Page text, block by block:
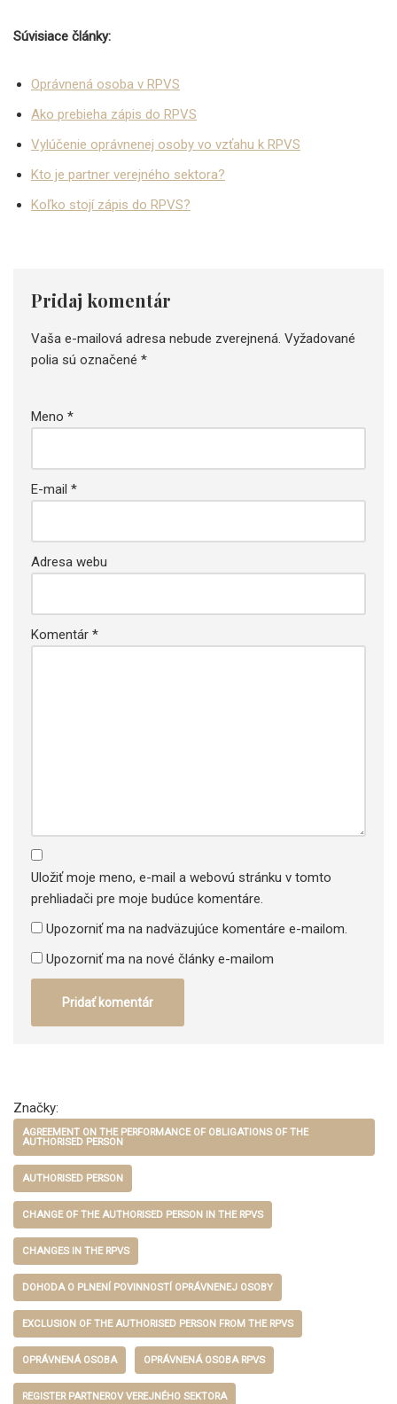
Súvisiace články:
Oprávnená osoba v RPVS
Ako prebieha zápis do RPVS
Vylúčenie oprávnenej osoby vo vzťahu k RPVS
Kto je partner verejného sektora?
Koľko stojí zápis do RPVS?
Pridaj komentár
Vaša e-mailová adresa nebude zverejnená. Vyžadované
polia sú označené *
Meno *
E-mail *
Adresa webu
Komentár *
Uložiť moje meno, e-mail a webovú stránku v tomto
prehliadači pre moje budúce komentáre.
Upozorniť ma na nadväzujúce komentáre e-mailom.
Upozorniť ma na nové články e-mailom
Značky:
AGREEMENT ON THE PERFORMANCE OF OBLIGATIONS OF THE
AUTHORISED PERSON
AUTHORISED PERSON
CHANGE OF THE AUTHORISED PERSON IN THE RPVS
CHANGES IN THE RPVS
DOHODA O PLNENÍ POVINNOSTÍ OPRÁVNENEJ OSOBY
EXCLUSION OF THE AUTHORISED PERSON FROM THE RPVS
OPRÁVNENÁ OSOBA OPRÁVNENÁ OSOBA RPVS
REGISTER PARTNEROV VEREJNÉHO SEKTORA